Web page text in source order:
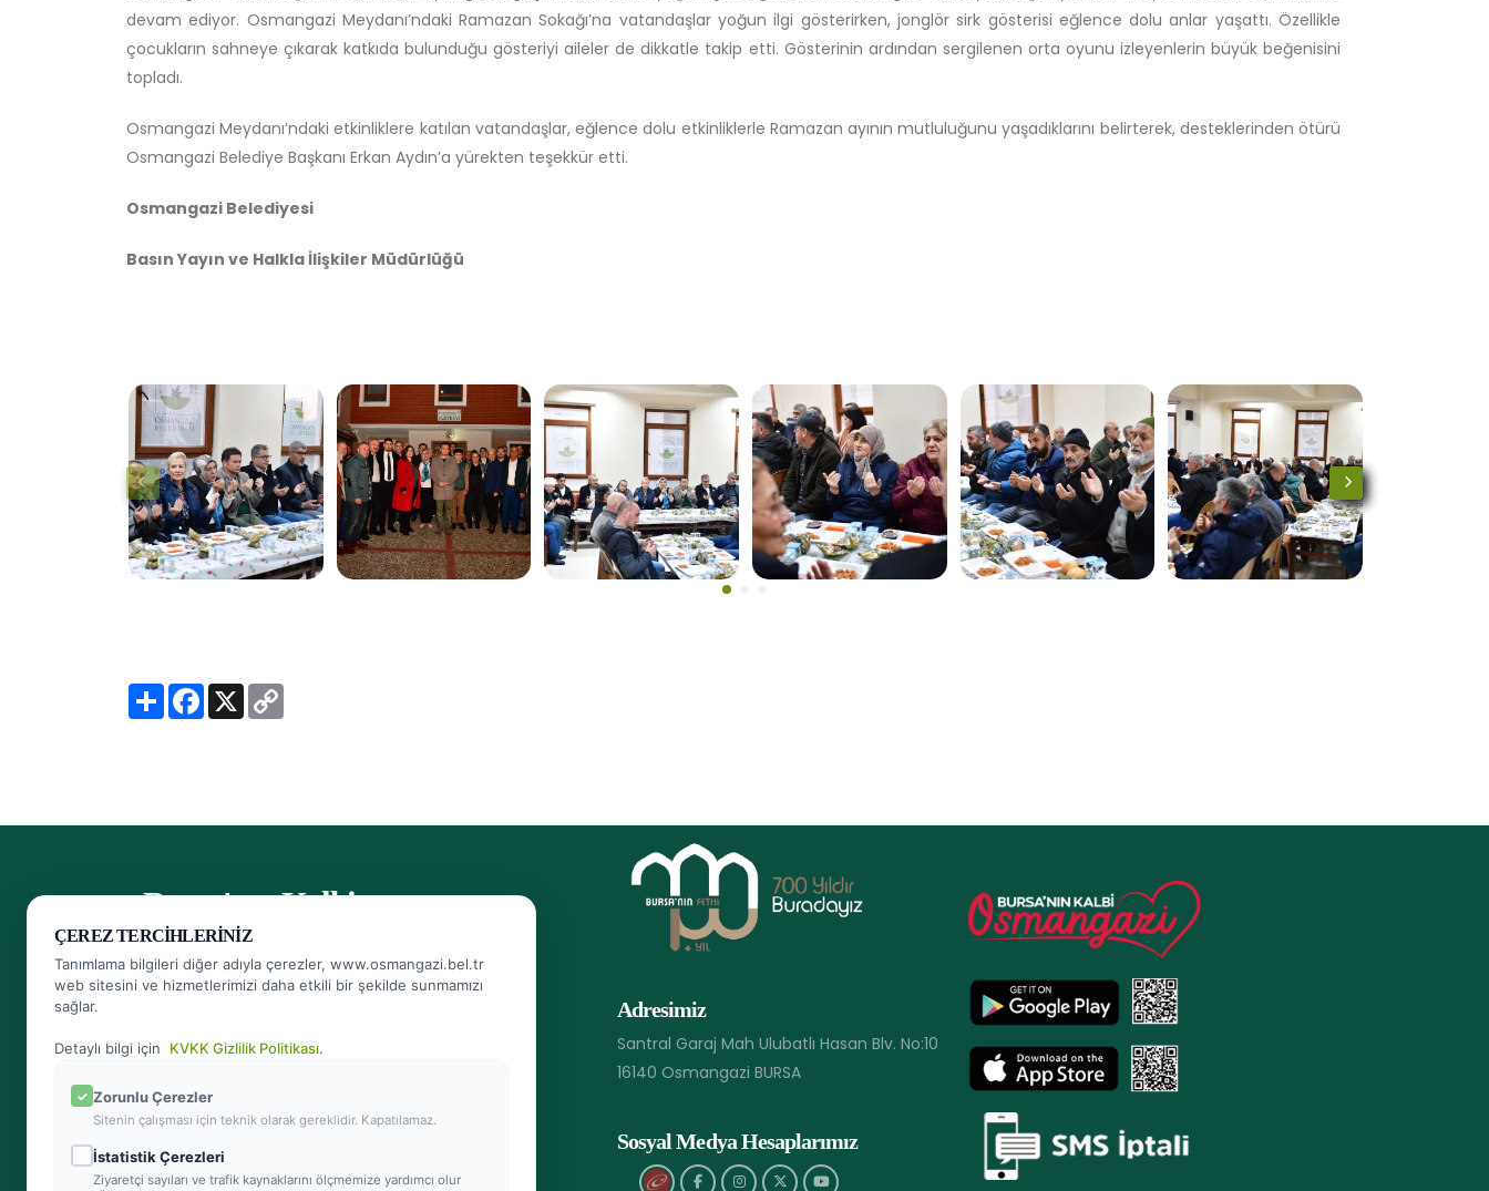
devam ediyor. Osmangazi Meydanı’ndaki Ramazan Sokağı’na vatandaşlar yoğun ilgi gösterirken, jonglör sirk gösterisi eğlence dolu anlar yaşattı. Özellikle
çocukların sahneye çıkarak katkıda bulunduğu gösteriyi aileler de dikkatle takip etti. Gösterinin ardından sergilenen orta oyunu izleyenlerin büyük beğenisini
topladı.
Osmangazi Meydanı’ndaki etkinliklere katılan vatandaşlar, eğlence dolu etkinliklerle Ramazan ayının mutluluğunu yaşadıklarını belirterek, desteklerinden ötürü
Osmangazi Belediye Başkanı Erkan Aydın’a yürekten teşekkür etti.
Osmangazi Belediyesi
Basın Yayın ve Halkla İlişkiler Müdürlüğü
S
h
F
X
- Bursa'nın Kalbi
Herkese Ulaşan, Herkesin Ulaşabildiği Belediye
444 16 01
Adresimiz
Santral Garaj Mah Ulubatlı Hasan Blv. No:10
16140 Osmangazi BURSA
info@osmangazi.bel.tr
Sosyal Medya Hesaplarımız
ÇEREZ TERCIHLERINIZ
Tanımlama bilgileri diğer adıyla çerezler, www.osmangazi.bel.tr
web sitesini ve hizmetlerimizi daha etkili bir şekilde sunmamızı
sağlar.
Detaylı bilgi için KVKK Gizlilik Politikası.
Zorunlu Çerezler
Sitenin çalışması için teknik olarak gereklidir. Kapatılamaz.
İstatistik Çerezleri
Ziyaretçi sayıları ve trafik kaynaklarını ölçmemize yardımcı olur